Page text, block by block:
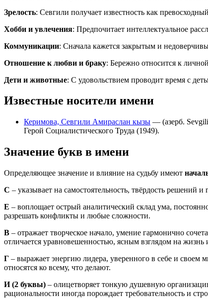
Зрелость: Севгили получает известность как
Хобби и увлечения: Предпочитает интеллектуальное
Коммуникации: Сначала кажется закрытым и
Отношение к любви и браку: Бережно относится к
Дети и животные: С удовольствием проводит время с
Известные носители имени
Керимова, Севгили Амираслан кызы — (азерб.
Герой Социалистического Труда (1949).
Значение букв в имени
Определяющее значение и влияние на судьбу имеют
С – указывает на самостоятельность, твёрдость решений
Е – воплощает острый аналитический склад ума,
разрешать конфликты и любые сложности.
В – отражает творческое начало, умение гармонично
отличается уравновешенностью, ясным взглядом на
Г – выражает энергию лидера, уверенного в себе и
относятся ко всему, что делают.
И (2 буквы) – олицетворяет тонкую душевную
рациональности иногда порождает требовательность и